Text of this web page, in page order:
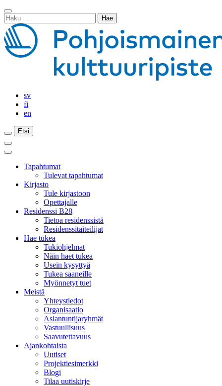
Siirry
sisältöön
Sulje
haku
Haku:
sv
fi
en
Etsi
Etsi
Etsi
Päävalikko
Sulje
päävalikkoTapahtumat
Tulevat tapahtumat
Kirjasto
Tule kirjastoon
Opettajalle
Residenssi B28
Tietoa residenssistä
Residenssitaiteilijat
Hae tukea
Tukiohjelmat
Näin haet tukea
Usein kysyttyä
Tukea saaneille
Myönnetyt tuet
Meistä
Yhteystiedot
Organisaatio
Asiantuntijaryhmät
Vastuullisuus
Saavutettavuus
Ajankohtaista
Uutiset
Projektiesimerkki
Blogi
Tilaa uutiskirje